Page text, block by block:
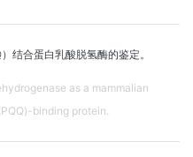
结合蛋白乳酸脱氢酶的鉴定。
as a mammalian
binding protein.